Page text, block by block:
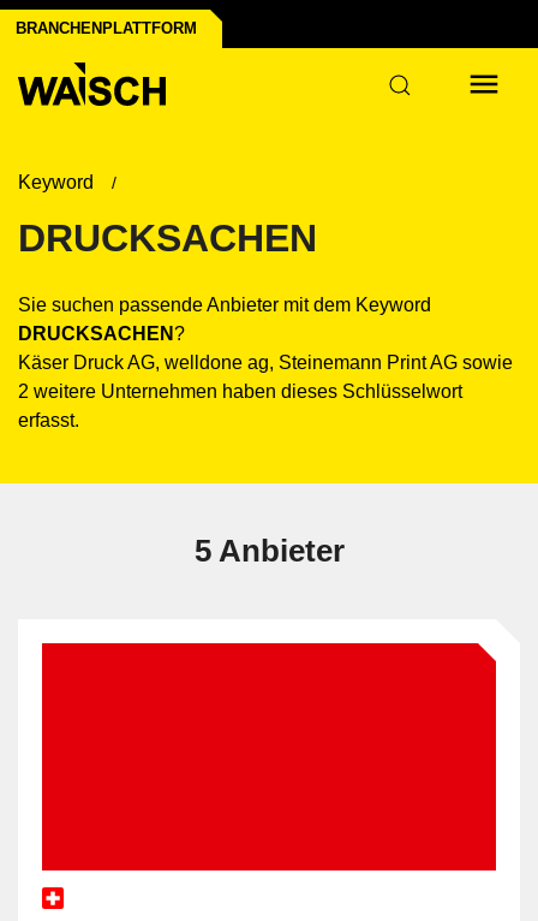
BRANCHENPLATTFORM
Keyword
DRUCKSACHEN
Sie suchen passende Anbieter mit dem Keyword
DRUCKSACHEN?
Käser Druck AG, welldone ag, Steinemann Print AG sowie
2 weitere Unternehmen haben dieses Schlüsselwort
erfasst.
5 Anbieter